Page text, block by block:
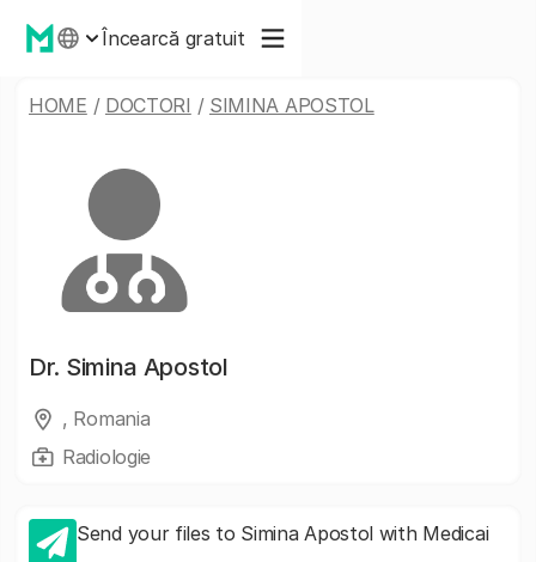
Încearcă gratuit
HOME / DOCTORI / SIMINA APOSTOL
Dr. Simina Apostol
, Romania
Radiologie
Send your files to Simina Apostol with Medicai